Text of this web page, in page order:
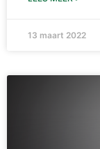
13 maart 2022